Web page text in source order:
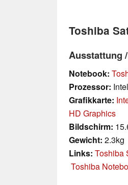
Toshiba
Ausstattung
Notebook:
Prozessor:
Grafikkarte:
HD Graphics
Bildschirm:
Gewicht: 2.3kg
Links: Toshiba
Toshiba